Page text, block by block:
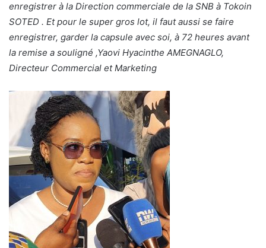
enregistrer à la Direction commerciale de la SNB à Tokoin
SOTED . Et pour le super gros lot, il faut aussi se faire
enregistrer, garder la capsule avec soi, à 72 heures avant
la remise a souligné ,Yaovi Hyacinthe AMEGNAGLO,
Directeur Commercial et Marketing